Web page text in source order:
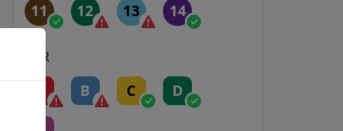
11 12 13 14
RER
B C D